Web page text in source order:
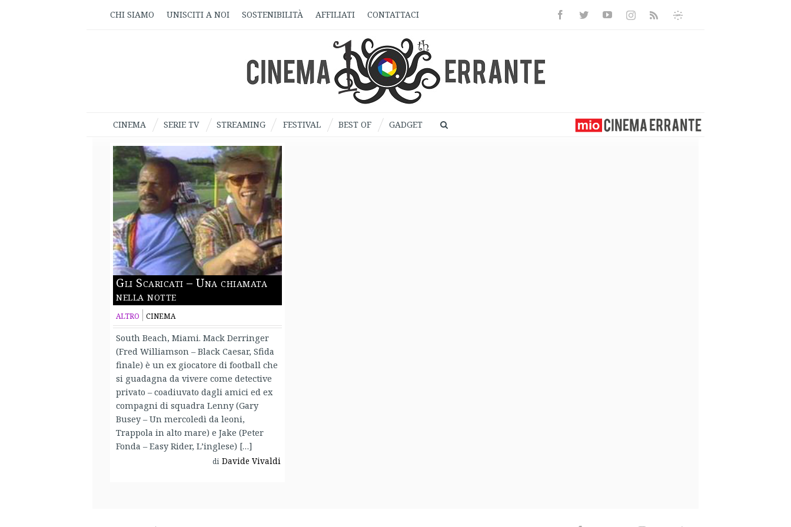
CHI SIAMO UNISCITI A NOI SOSTENIBILITÀ AFFILIATI CONTATTACI FacebookTwitterYoutubeInstagramRss
Informativa
CINEMA SERIE TV STREAMING FESTIVAL BEST OF GADGET
Gli Scaricati – Una chiamata
nella notte
ALTRO CINEMA
South Beach, Miami. Mack Derringer
(Fred Williamson – Black Caesar, Sfida
finale) è un ex giocatore di football che
si guadagna da vivere come detective
privato – coadiuvato dagli amici ed ex
compagni di squadra Lenny (Gary
Busey – Un mercoledì da leoni,
Trappola in alto mare) e Jake (Peter
Fonda – Easy Rider, L’inglese) […]
di Davide Vivaldi